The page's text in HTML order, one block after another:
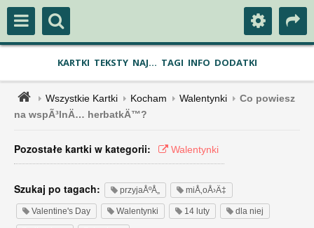
KARTKI TEKSTY NAJ... TAGI INFO DODATKI
Wszystkie Kartki Kocham Walentynki
Co powiesz
na wspÃ³lnÄ… herbatkÄ™?
Pozostałe kartki w kategorii: Walentynki
Szukaj po tagach: przyjaÅºÅ„ miÅ‚oÅ›Ä‡
Valentine's Day Walentynki 14 luty dla niej